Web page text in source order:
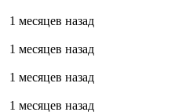
1 месяцев назад
1 месяцев назад
1 месяцев назад
1 месяцев назад